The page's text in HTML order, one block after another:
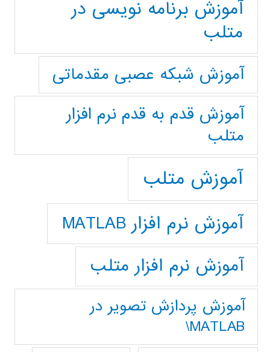
آموزش برنامه نویسی در
متلب
آموزش شبکه عصبی مقدماتی
آموزش قدم به قدم نرم افزار
متلب
آموزش متلب
آموزش نرم افزار MATLAB
آموزش نرم افزار متلب
آموزش پردازش تصوير در
MATLAB\